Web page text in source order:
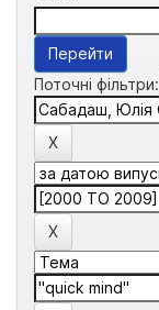
Поточні фільтри: